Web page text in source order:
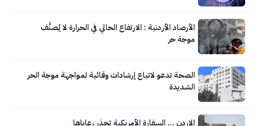
الأرصاد الأردنية : الارتفاع الحالي في الحرارة لا يُصنَّف
موجة حر
الصحة تدعو لاتباع إرشادات وقائية لمواجهة موجة الحر
الشديدة
الاردن … السفارة الأمريكية تحذر رعاياها